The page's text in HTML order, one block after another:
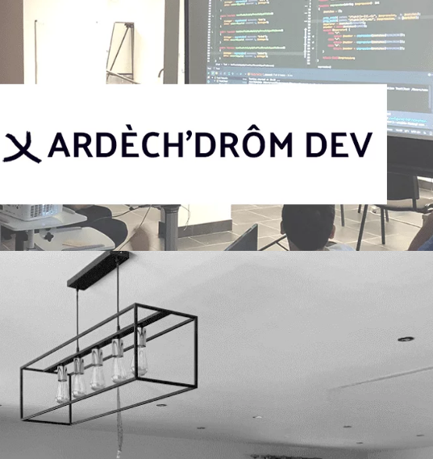
sur les Îles Canaries et que les habitants du sud ont l’impression d’être
😈 Alors comme on...
Dev : un partenariat qui nous
tous des passionnés d’informatique, et on a toujours soif
soutient l’association Ardèche’Drôm Dev, qui rassemble une grande
dans la région de Valence, là où...